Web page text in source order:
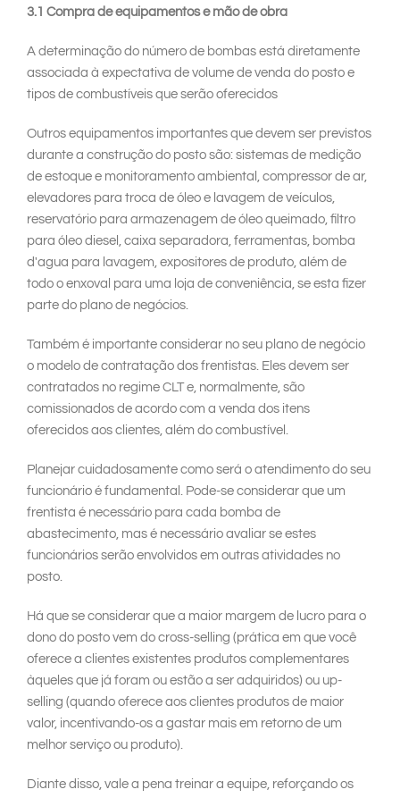
3.1 Compra de equipamentos e mão de obra
A determinação do número de bombas está diretamente
associada à expectativa de volume de venda do posto e
tipos de combustíveis que serão oferecidos
Outros equipamentos importantes que devem ser previstos
durante a construção do posto são: sistemas de medição
de estoque e monitoramento ambiental, compressor de ar,
elevadores para troca de óleo e lavagem de veículos,
reservatório para armazenagem de óleo queimado, filtro
para óleo diesel, caixa separadora, ferramentas, bomba
d'agua para lavagem, expositores de produto, além de
todo o enxoval para uma loja de conveniência, se esta fizer
parte do plano de negócios.
Também é importante considerar no seu plano de negócio
o modelo de contratação dos frentistas. Eles devem ser
contratados no regime CLT e, normalmente, são
comissionados de acordo com a venda dos itens
oferecidos aos clientes, além do combustível.
Planejar cuidadosamente como será o atendimento do seu
funcionário é fundamental. Pode-se considerar que um
frentista é necessário para cada bomba de
abastecimento, mas é necessário avaliar se estes
funcionários serão envolvidos em outras atividades no
posto.
Há que se considerar que a maior margem de lucro para o
dono do posto vem do cross-selling (prática em que você
oferece a clientes existentes produtos complementares
àqueles que já foram ou estão a ser adquiridos) ou up-
selling (quando oferece aos clientes produtos de maior
valor, incentivando-os a gastar mais em retorno de um
melhor serviço ou produto).
Diante disso, vale a pena treinar a equipe, reforçando os